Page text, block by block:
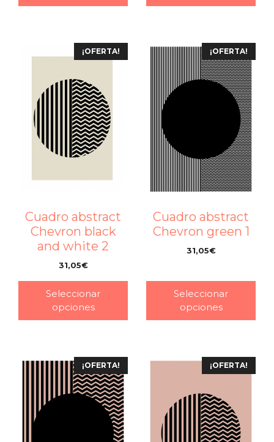
¡OFERTA!
Cuadro abstract
Chevron black
and white 2
31,05€
Seleccionar
opciones
¡OFERTA!
Cuadro abstract
Chevron green 1
31,05€
Seleccionar
opciones
¡OFERTA! ¡OFERTA!